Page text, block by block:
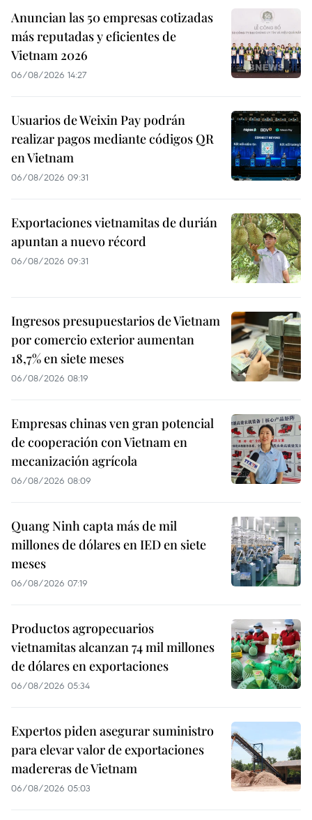
Anuncian las 50 empresas cotizadas
más reputadas y eficientes de
Vietnam 2026
06/08/2026 14:27
Usuarios de Weixin Pay podrán
realizar pagos mediante códigos QR
en Vietnam
06/08/2026 09:31
Exportaciones vietnamitas de durián
apuntan a nuevo récord
06/08/2026 09:31
Ingresos presupuestarios de Vietnam
por comercio exterior aumentan
18,7% en siete meses
06/08/2026 08:19
Empresas chinas ven gran potencial
de cooperación con Vietnam en
mecanización agrícola
06/08/2026 08:09
Quang Ninh capta más de mil
millones de dólares en IED en siete
meses
06/08/2026 07:19
Productos agropecuarios
vietnamitas alcanzan 74 mil millones
de dólares en exportaciones
06/08/2026 05:34
Expertos piden asegurar suministro
para elevar valor de exportaciones
madereras de Vietnam
06/08/2026 05:03